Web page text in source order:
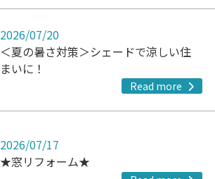
2026/07/20
＜夏の暑さ対策＞シェードで涼しい住
まいに！
Read more
2026/07/17
★窓リフォーム★